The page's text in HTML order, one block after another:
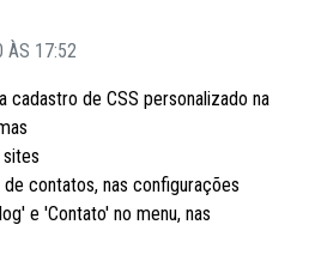
ÀS 17:52
cadastro de CSS personalizado na
contatos, nas configurações
e 'Contato' no menu, nas